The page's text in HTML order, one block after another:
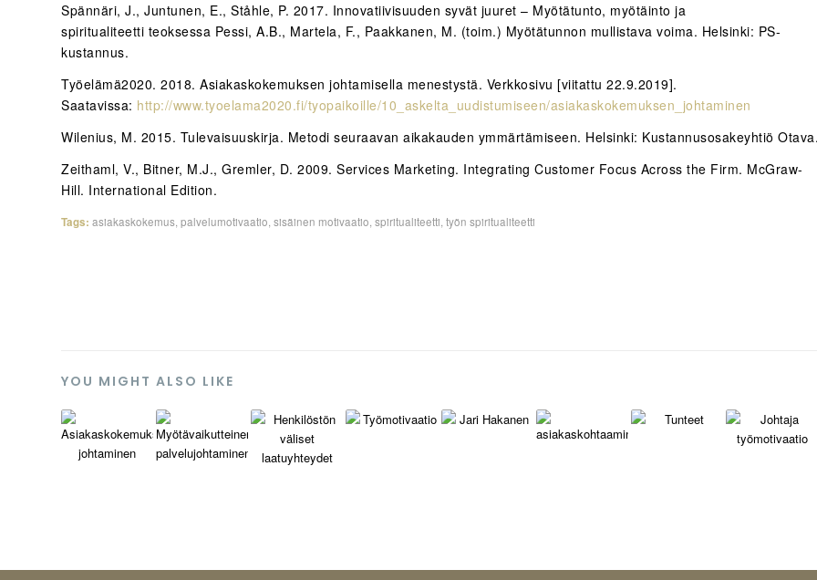
Spännäri, J., Juntunen, E., Ståhle, P. 2017. Innovatiivisuuden syvät juuret – Myötätunto, myötäinto ja
spiritualiteetti teoksessa Pessi, A.B., Martela, F., Paakkanen, M. (toim.) Myötätunnon mullistava voima. Helsinki: PS-
kustannus.
Työelämä2020. 2018. Asiakaskokemuksen johtamisella menestystä. Verkkosivu [viitattu 22.9.2019].
Saatavissa: http://www.tyoelama2020.fi/tyopaikoille/10_askelta_uudistumiseen/asiakaskokemuksen_johtaminen
Wilenius, M. 2015. Tulevaisuuskirja. Metodi seuraavan aikakauden ymmärtämiseen. Helsinki: Kustannusosakeyhtiö Otava.
Zeithaml, V., Bitner, M.J., Gremler, D. 2009. Services Marketing. Integrating Customer Focus Across the Firm. McGraw-
Hill. International Edition.
Tags: asiakaskokemus palvelumotivaatio sisäinen motivaatio spiritualiteetti työn spiritualiteetti
YOU MIGHT ALSO LIKE